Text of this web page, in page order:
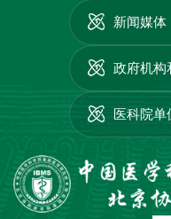
新闻媒体
政府机构
医科院单